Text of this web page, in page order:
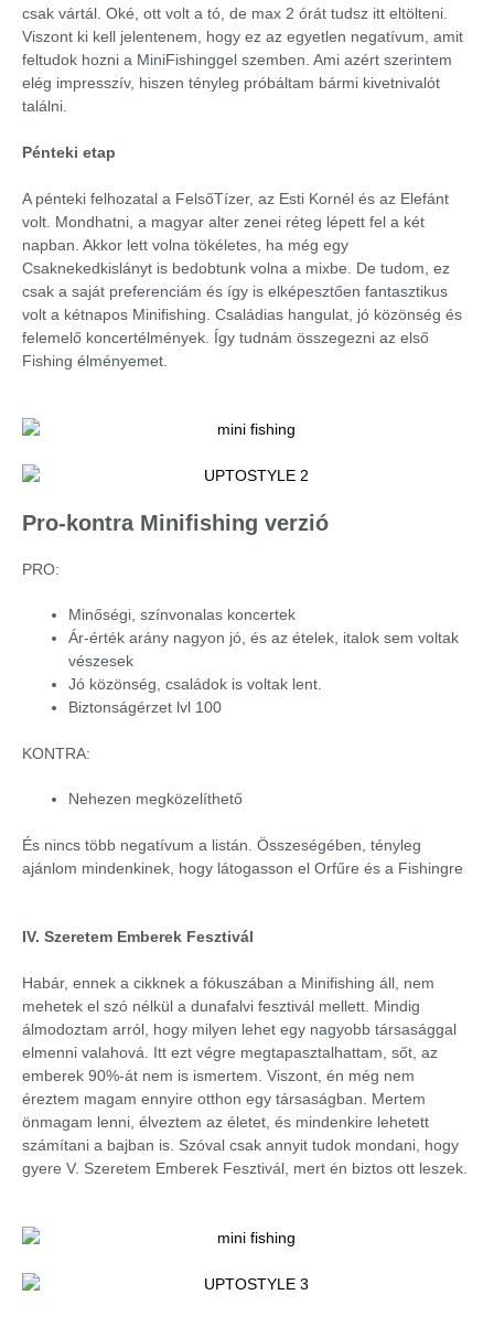
csak vártál. Oké, ott volt a tó, de max 2 órát tudsz itt eltölteni.
Viszont ki kell jelentenem, hogy ez az egyetlen negatívum, amit
feltudok hozni a MiniFishinggel szemben. Ami azért szerintem
elég impresszív, hiszen tényleg próbáltam bármi kivetnivalót
találni.
Pénteki etap
A pénteki felhozatal a FelsőTízer, az Esti Kornél és az Elefánt
volt. Mondhatni, a magyar alter zenei réteg lépett fel a két
napban. Akkor lett volna tökéletes, ha még egy
Csaknekedkislányt is bedobtunk volna a mixbe. De tudom, ez
csak a saját preferenciám és így is elképesztően fantasztikus
volt a kétnapos Minifishing. Családias hangulat, jó közönség és
felemelő koncertélmények. Így tudnám összegezni az első
Fishing élményemet.
Pro-kontra Minifishing verzió
PRO:
Minőségi, színvonalas koncertek
Ár-érték arány nagyon jó, és az ételek, italok sem voltak
vészesek
Jó közönség, családok is voltak lent.
Biztonságérzet lvl 100
KONTRA:
Nehezen megközelíthető
És nincs több negatívum a listán. Összeségében, tényleg
ajánlom mindenkinek, hogy látogasson el Orfűre és a Fishingre
IV. Szeretem Emberek Fesztivál
Habár, ennek a cikknek a fókuszában a Minifishing áll, nem
mehetek el szó nélkül a dunafalvi fesztivál mellett. Mindig
álmodoztam arról, hogy milyen lehet egy nagyobb társasággal
elmenni valahová. Itt ezt végre megtapasztalhattam, sőt, az
emberek 90%-át nem is ismertem. Viszont, én még nem
éreztem magam ennyire otthon egy társaságban. Mertem
önmagam lenni, élveztem az életet, és mindenkire lehetett
számítani a bajban is. Szóval csak annyit tudok mondani, hogy
gyere V. Szeretem Emberek Fesztivál, mert én biztos ott leszek.